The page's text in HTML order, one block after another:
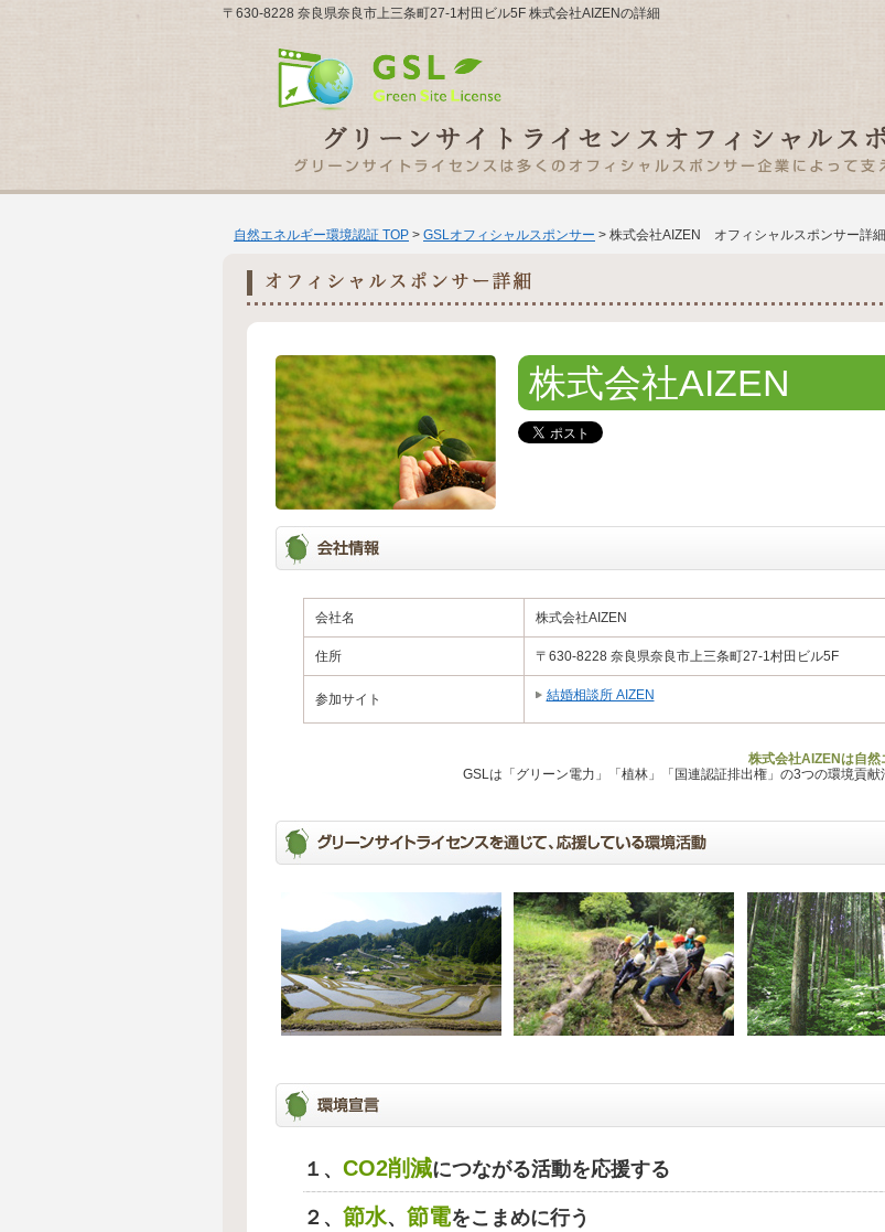
〒630-8228 奈良県奈良市上三条町27-1村田ビル5F 株式会社AIZENの詳細
自然エネルギー環境認証 TOP > GSLオフィシャルスポンサー > 株式会社AIZEN オフィシャルスポンサー詳細
株式会社AIZEN
会社名 株式会社AIZEN
住所 〒630-8228 奈良県奈良市上三条町27-1村田ビル5F
参加サイト 結婚相談所 AIZEN
株式会社AIZENは自然
GSLは「グリーン電力」「植林」「国連認証排出権」の3つの環境貢
１、 CO2削減につながる活動を応援する
２、 節水、 節電をこまめに行う